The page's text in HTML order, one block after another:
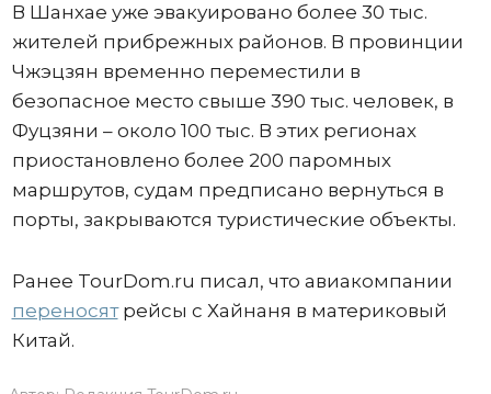
В Шанхае уже эвакуировано более 30 тыс.
жителей прибрежных районов. В провинции
Чжэцзян временно переместили в
безопасное место свыше 390 тыс. человек, в
Фуцзяни – около 100 тыс. В этих регионах
приостановлено более 200 паромных
маршрутов, судам предписано вернуться в
порты, закрываются туристические объекты.
Ранее TourDom.ru писал, что авиакомпании
переносятрейсы с Хайнаня в материковый
Китай.